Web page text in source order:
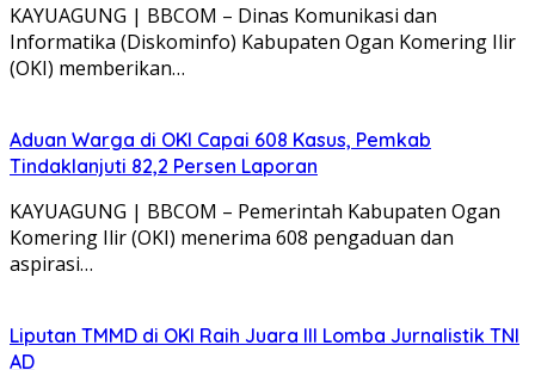
KAYUAGUNG | BBCOM – Dinas Komunikasi dan
Informatika (Diskominfo) Kabupaten Ogan Komering Ilir
(OKI) memberikan…
Aduan Warga di OKI Capai 608 Kasus, Pemkab
Tindaklanjuti 82,2 Persen Laporan
KAYUAGUNG | BBCOM – Pemerintah Kabupaten Ogan
Komering Ilir (OKI) menerima 608 pengaduan dan
aspirasi…
Liputan TMMD di OKI Raih Juara III Lomba Jurnalistik TNI
AD